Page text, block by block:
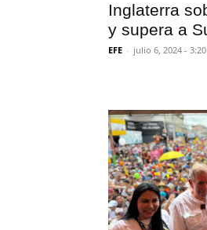
Inglaterra
y supera a
EFE - julio 6, 2024 -